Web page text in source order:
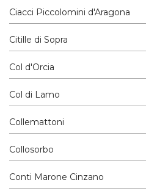
Ciacci Piccolomini d'Aragona
Citille di Sopra
Col d'Orcia
Col di Lamo
Collemattoni
Collosorbo
Conti Marone Cinzano